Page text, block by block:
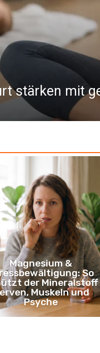
stärken mit
Magnesium &
So
der Mineralstoff
Muskeln und
Psyche